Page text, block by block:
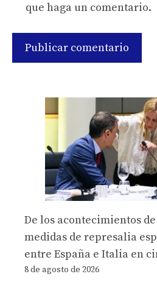
que haga un comentario.
De los acontecimientos
medidas de represalia
entre España e Italia en
8 de agosto de 2026